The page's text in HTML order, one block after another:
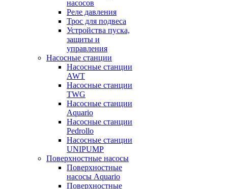
насосов
Реле давления
Трос для подвеса
Устройства пуска,
защиты и
управления
Насосные станции
Насосные станции
AWT
Насосные станции
TWG
Насосные станции
Aquario
Насосные станции
Pedrollo
Насосные станции
UNIPUMP
Поверхностные насосы
Поверхностные
насосы Aquario
Поверхностные